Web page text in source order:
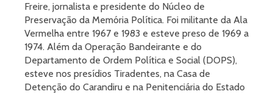
Freire, jornalista e presidente do Núcleo de
Preservação da Memória Política. Foi militante da Ala
Vermelha entre 1967 e 1983 e esteve preso de 1969 a
1974. Além da Operação Bandeirante e do
Departamento de Ordem Política e Social (DOPS),
esteve nos presídios Tiradentes, na Casa de
Detenção do Carandiru e na Penitenciária do Estado